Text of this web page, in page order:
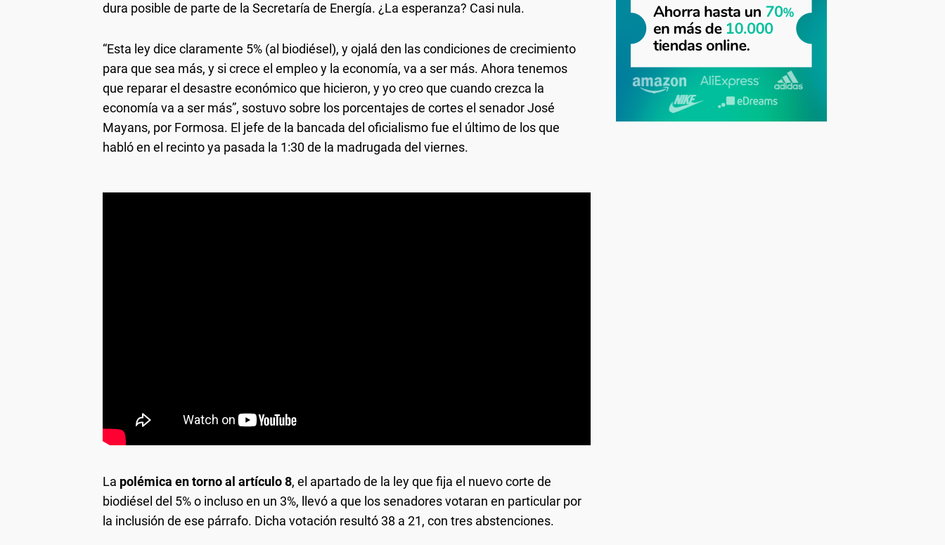
dura posible de parte de la Secretaría de Energía. ¿La esperanza? Casi nula.
“Esta ley dice claramente 5% (al biodiésel), y ojalá den las condiciones de crecimiento
para que sea más, y si crece el empleo y la economía, va a ser más. Ahora tenemos
que reparar el desastre económico que hicieron, y yo creo que cuando crezca la
economía va a ser más”, sostuvo sobre los porcentajes de cortes el senador José
Mayans, por Formosa. El jefe de la bancada del oficialismo fue el último de los que
habló en el recinto ya pasada la 1:30 de la madrugada del viernes.
La polémica en torno al artículo 8, el apartado de la ley que fija el nuevo corte de
biodiésel del 5% o incluso en un 3%, llevó a que los senadores votaran en particular por
la inclusión de ese párrafo. Dicha votación resultó 38 a 21, con tres abstenciones.